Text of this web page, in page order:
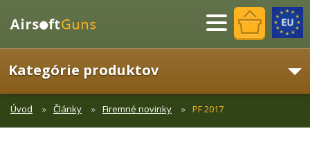
Menu
Kategórie produktov
Úvod Články Firemné novinky PF 2017